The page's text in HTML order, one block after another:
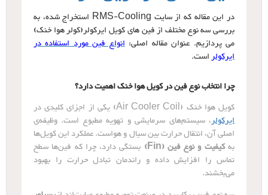
در این مقاله که از سایت RMS-Cooling استخراج شده، به
بررسی سه نوع مختلف از فین های کویل ایرکولر(کولر هوا خنک)
می پردازیم. عنوان مقاله اصلی:انواع فین مورد استفاده در
ایرکولراست.
چرا انتخاب نوع فین در کویل هوا خنک اهمیت دارد؟
کویل هوا خنک (Air Cooler Coil) یکی از اجزای کلیدی در
ایرکولر، سیستم‌های سرمایشی و تهویه مطبوع است. وظیفه‌ی
اصلی آن، انتقال حرارت بین سیال و هواست. عملکرد این کویل‌ها
بهکیفیت و نوع فین (Fin)
بستگی دارد، چرا که فین‌ها سطح
تماس را افزایش داده و راندمان تبادل حرارت را بهبود
می‌بخشند.